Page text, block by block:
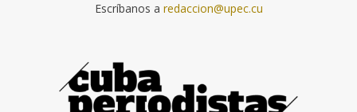
Escríbanos a redaccion@upec.cu